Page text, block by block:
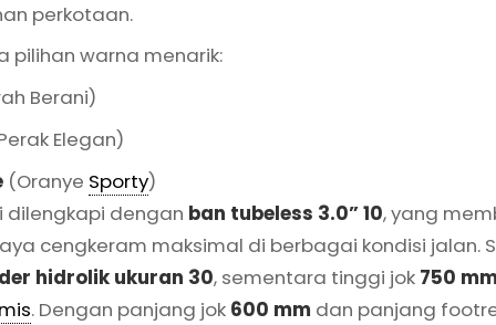
perkotaan.
pilihan warna menarik:
Berani)
Elegan)
(Oranye Sporty)
dilengkapi dengan ban tubeless 3.0” 10, yang
cengkeram maksimal di berbagai kondisi jalan.
hidrolik ukuran 30, sementara tinggi jok 750
. Dengan panjang jok 600 mm dan panjang